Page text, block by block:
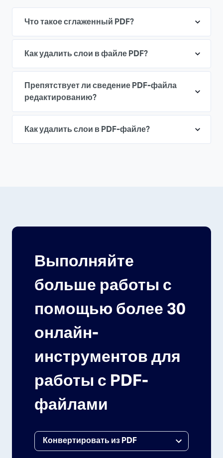
Что такое сглаженный PDF?
Как удалить слои в файле PDF?
Препятствует ли сведение PDF-файла
редактированию?
Как удалить слои в PDF-файле?
Выполняйте
больше работы с
помощью более 30
онлайн-
инструментов для
работы с PDF-
файлами